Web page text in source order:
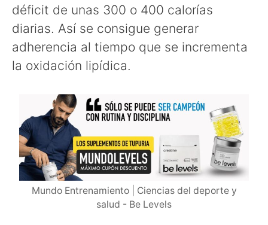
déficit de unas 300 o 400 calorías
diarias. Así se consigue generar
adherencia al tiempo que se incrementa
la oxidación lipídica.
Mundo Entrenamiento | Ciencias del deporte y
salud - Be Levels